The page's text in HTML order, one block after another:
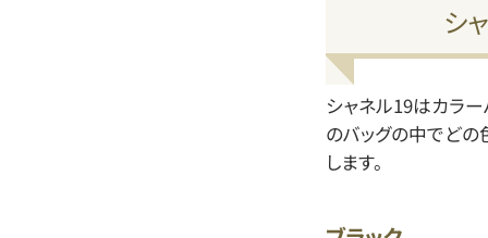
シ
シャネル19はカラ
のバッグの中でど
します。